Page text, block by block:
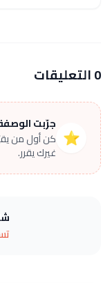
0 التعليقات
⭐
جرّبت
كن أول من
غيرك يقرر.